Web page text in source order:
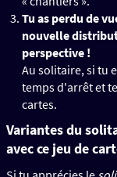
Tu as perdu de
nouvelle
perspective !
Au solitaire, si tu
temps d'arrêt et
cartes.
Variantes du
avec ce jeu de